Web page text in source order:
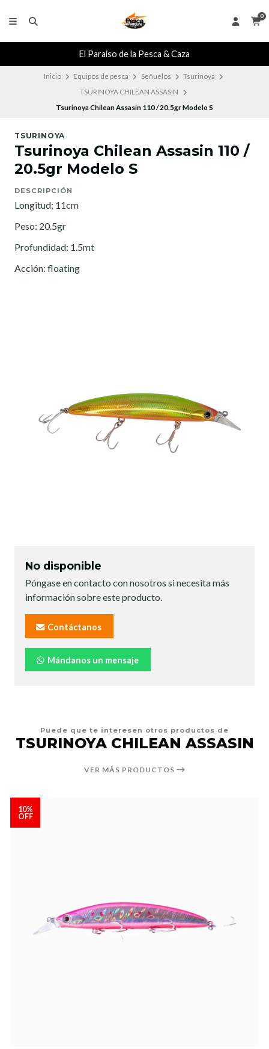
0
El Paraiso de la Pesca & Caza
Inicio Equipos de pesca Señuelos
Tsurinoya
TSURINOYA CHILEAN ASSASIN
Tsurinoya Chilean Assasin 110 / 20.5gr Modelo S
TSURINOYA
Tsurinoya Chilean Assasin 110 /
20.5gr Modelo S
DESCRIPCIÓN
Longitud: 11cm
Peso: 20.5gr
Profundidad: 1.5mt
Acción: floating
No disponible
Póngase en contacto con nosotros si necesita más
información sobre este producto.
Contáctanos
Mándanos un mensaje
Puede que te interesen otros productos de
TSURINOYA CHILEAN ASSASIN
VER MÁS PRODUCTOS
10%
OFF